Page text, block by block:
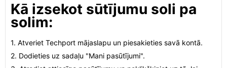
Kā izsekot sūtījumu soli pa
solim:
1. Atveriet Techport mājaslapu un piesakieties savā kontā.
2. Dodieties uz sadaļu "Mani pasūtījumi".